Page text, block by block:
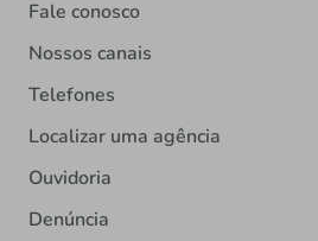
Fale conosco
Nossos canais
Telefones
Localizar uma agência
Ouvidoria
Denúncia